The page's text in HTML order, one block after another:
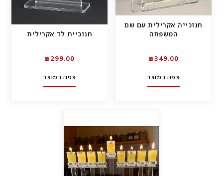
חנוכייה אקרילית עם שם
המשפחה
₪349.00
צפה במוצר
חנוכיית לד אקרילית
₪299.00
צפה במוצר